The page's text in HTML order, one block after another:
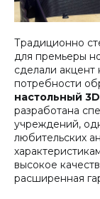
Традиционно
для премьеры
сделали
потребности
настольный
разработана
учреждений,
любительских
высокое
расширенная